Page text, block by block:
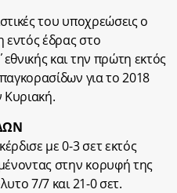
του υποχρεώσεις ο
εντός έδρας στο
και την πρώτη εκτός
για το 2018
Κυριακή.
με 0-3 σετ εκτός
στην κορυφή της
7/7 και 21-0 σετ.